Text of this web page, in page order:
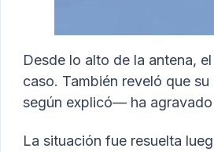
Desde lo alto de la antena,
caso. También reveló que
según explicó— ha agravado
La situación fue resuelta